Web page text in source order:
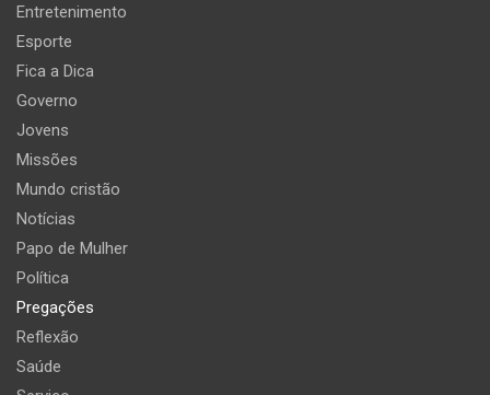
Entretenimento
Esporte
Fica a Dica
Governo
Jovens
Missões
Mundo cristão
Notícias
Papo de Mulher
Política
Pregações
Reflexão
Saúde